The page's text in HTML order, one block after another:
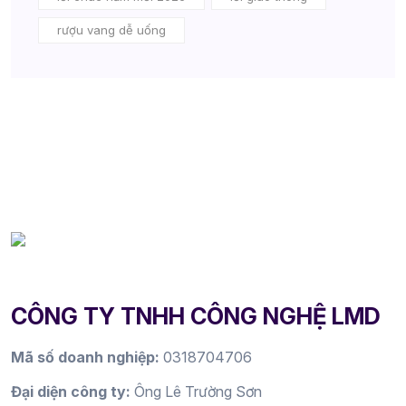
rượu vang dễ uống
CÔNG TY TNHH CÔNG NGHỆ LMD
Mã số doanh nghiệp: 0318704706
Đại diện công ty: Ông Lê Trường Sơn